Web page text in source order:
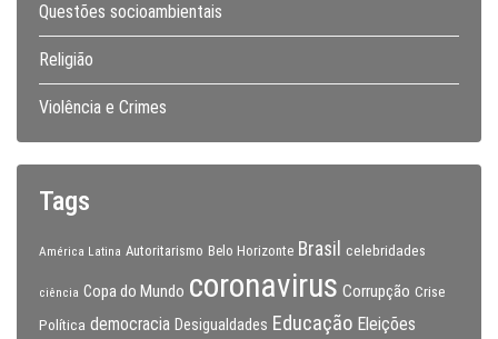
Questões socioambientais
Religião
Violência e Crimes
Tags
América Latina Autoritarismo Belo Horizonte Brasil celebridades
ciência Copa do Mundo coronavirus Corrupção Crise
Política democracia Desigualdades Educação Eleições